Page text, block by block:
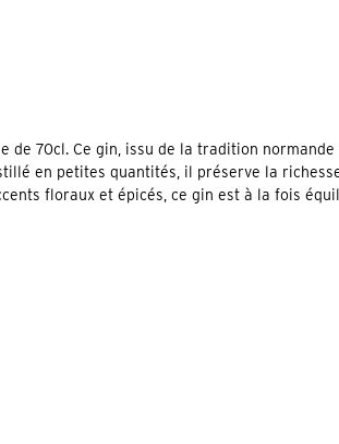
de 70cl. Ce gin, issu de la tradition normande
en petites quantités, il préserve la
floraux et épicés, ce gin est à la fois